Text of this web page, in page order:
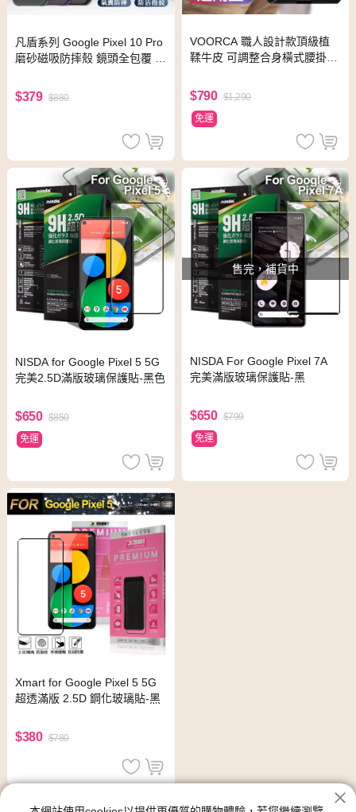
凡盾系列 Google Pixel 10 Pro
磨砂磁吸防摔殼 鏡頭全包覆 手
$379 $880
VOORCA 職人設計款頂級植
鞣牛皮 可調整合身橫式腰掛皮
xel 6
$790 $1,290
免運
NISDA for Google Pixel 5 5G
完美2.5D滿版玻璃保護貼-黑色
$650 $850
免運
售完，補貨中
NISDA For Google Pixel 7A
完美滿版玻璃保護貼-黑
$650 $799
免運
Xmart for Google Pixel 5 5G
超透滿版 2.5D 鋼化玻璃貼-黑
$380 $780